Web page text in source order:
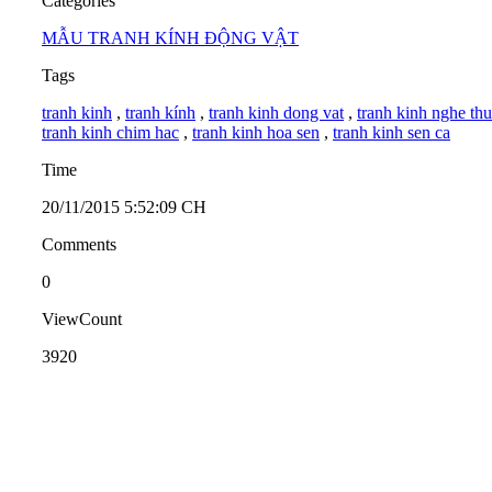
MẪU TRANH KÍNH ĐỘNG VẬT
Tags
tranh kinh , tranh kính , tranh kinh dong vat , tranh kinh nghe
tranh kinh chim hac , tranh kinh hoa sen , tranh kinh sen ca
Time
20/11/2015 5:52:09 CH
Comments
0
ViewCount
3920